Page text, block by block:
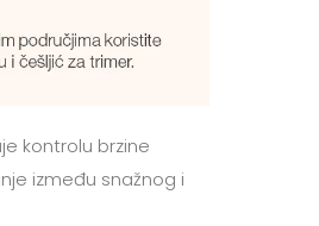
kontrolu brzine
između snažnog i